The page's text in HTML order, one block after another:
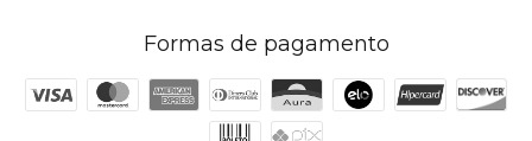
Formas de pagamento